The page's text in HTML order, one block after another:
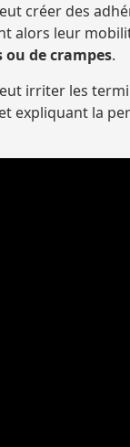
créer des
alors leur
de crampes.
irriter les
et expliquant la